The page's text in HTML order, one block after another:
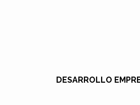
DESARROLLO